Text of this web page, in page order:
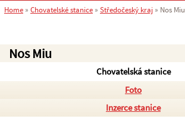
Nos Miu
Chovatelská stanice
Foto
Inzerce stanice
Home » Chovatelské stanice » Středočeský kraj » Nos Miu